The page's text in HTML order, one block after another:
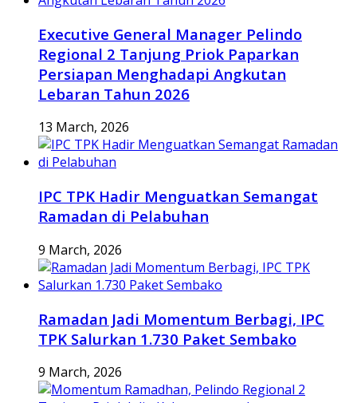
Executive General Manager Pelindo
Regional 2 Tanjung Priok Paparkan
Persiapan Menghadapi Angkutan
Lebaran Tahun 2026
13 March, 2026
IPC TPK Hadir Menguatkan Semangat
Ramadan di Pelabuhan
9 March, 2026
Ramadan Jadi Momentum Berbagi, IPC
TPK Salurkan 1.730 Paket Sembako
9 March, 2026